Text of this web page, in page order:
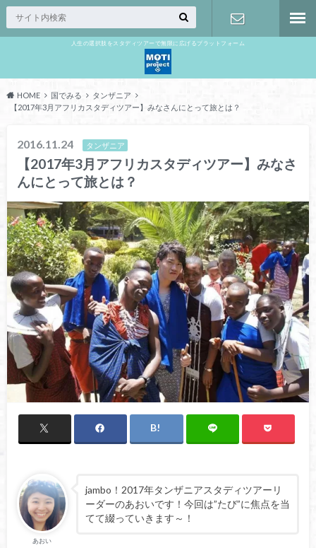
人生の選択肢をスタディツアーで無限に広げるプラットフォーム
HOME 国でみる
タンザニア
【2017年3月アフリカスタディツアー】みなさんにとって旅とは？
2016.11.24 タンザニア
【2017年3月アフリカスタディツアー】みなさ
んにとって旅とは？
あおい
jambo！2017年タンザニアスタディツアーリ
ーダーのあおいです！今回は”たび”に焦点を当
てて綴っていきます～！